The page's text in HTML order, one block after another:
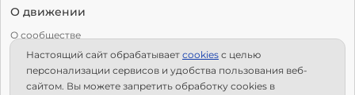
О движении
О сообществе
С чего начать?
Структура Х10
Настоящий сайт обрабатывает сookies с целью
персонализации сервисов и удобства пользования веб-
сайтом. Вы можете запретить обработку сookies в